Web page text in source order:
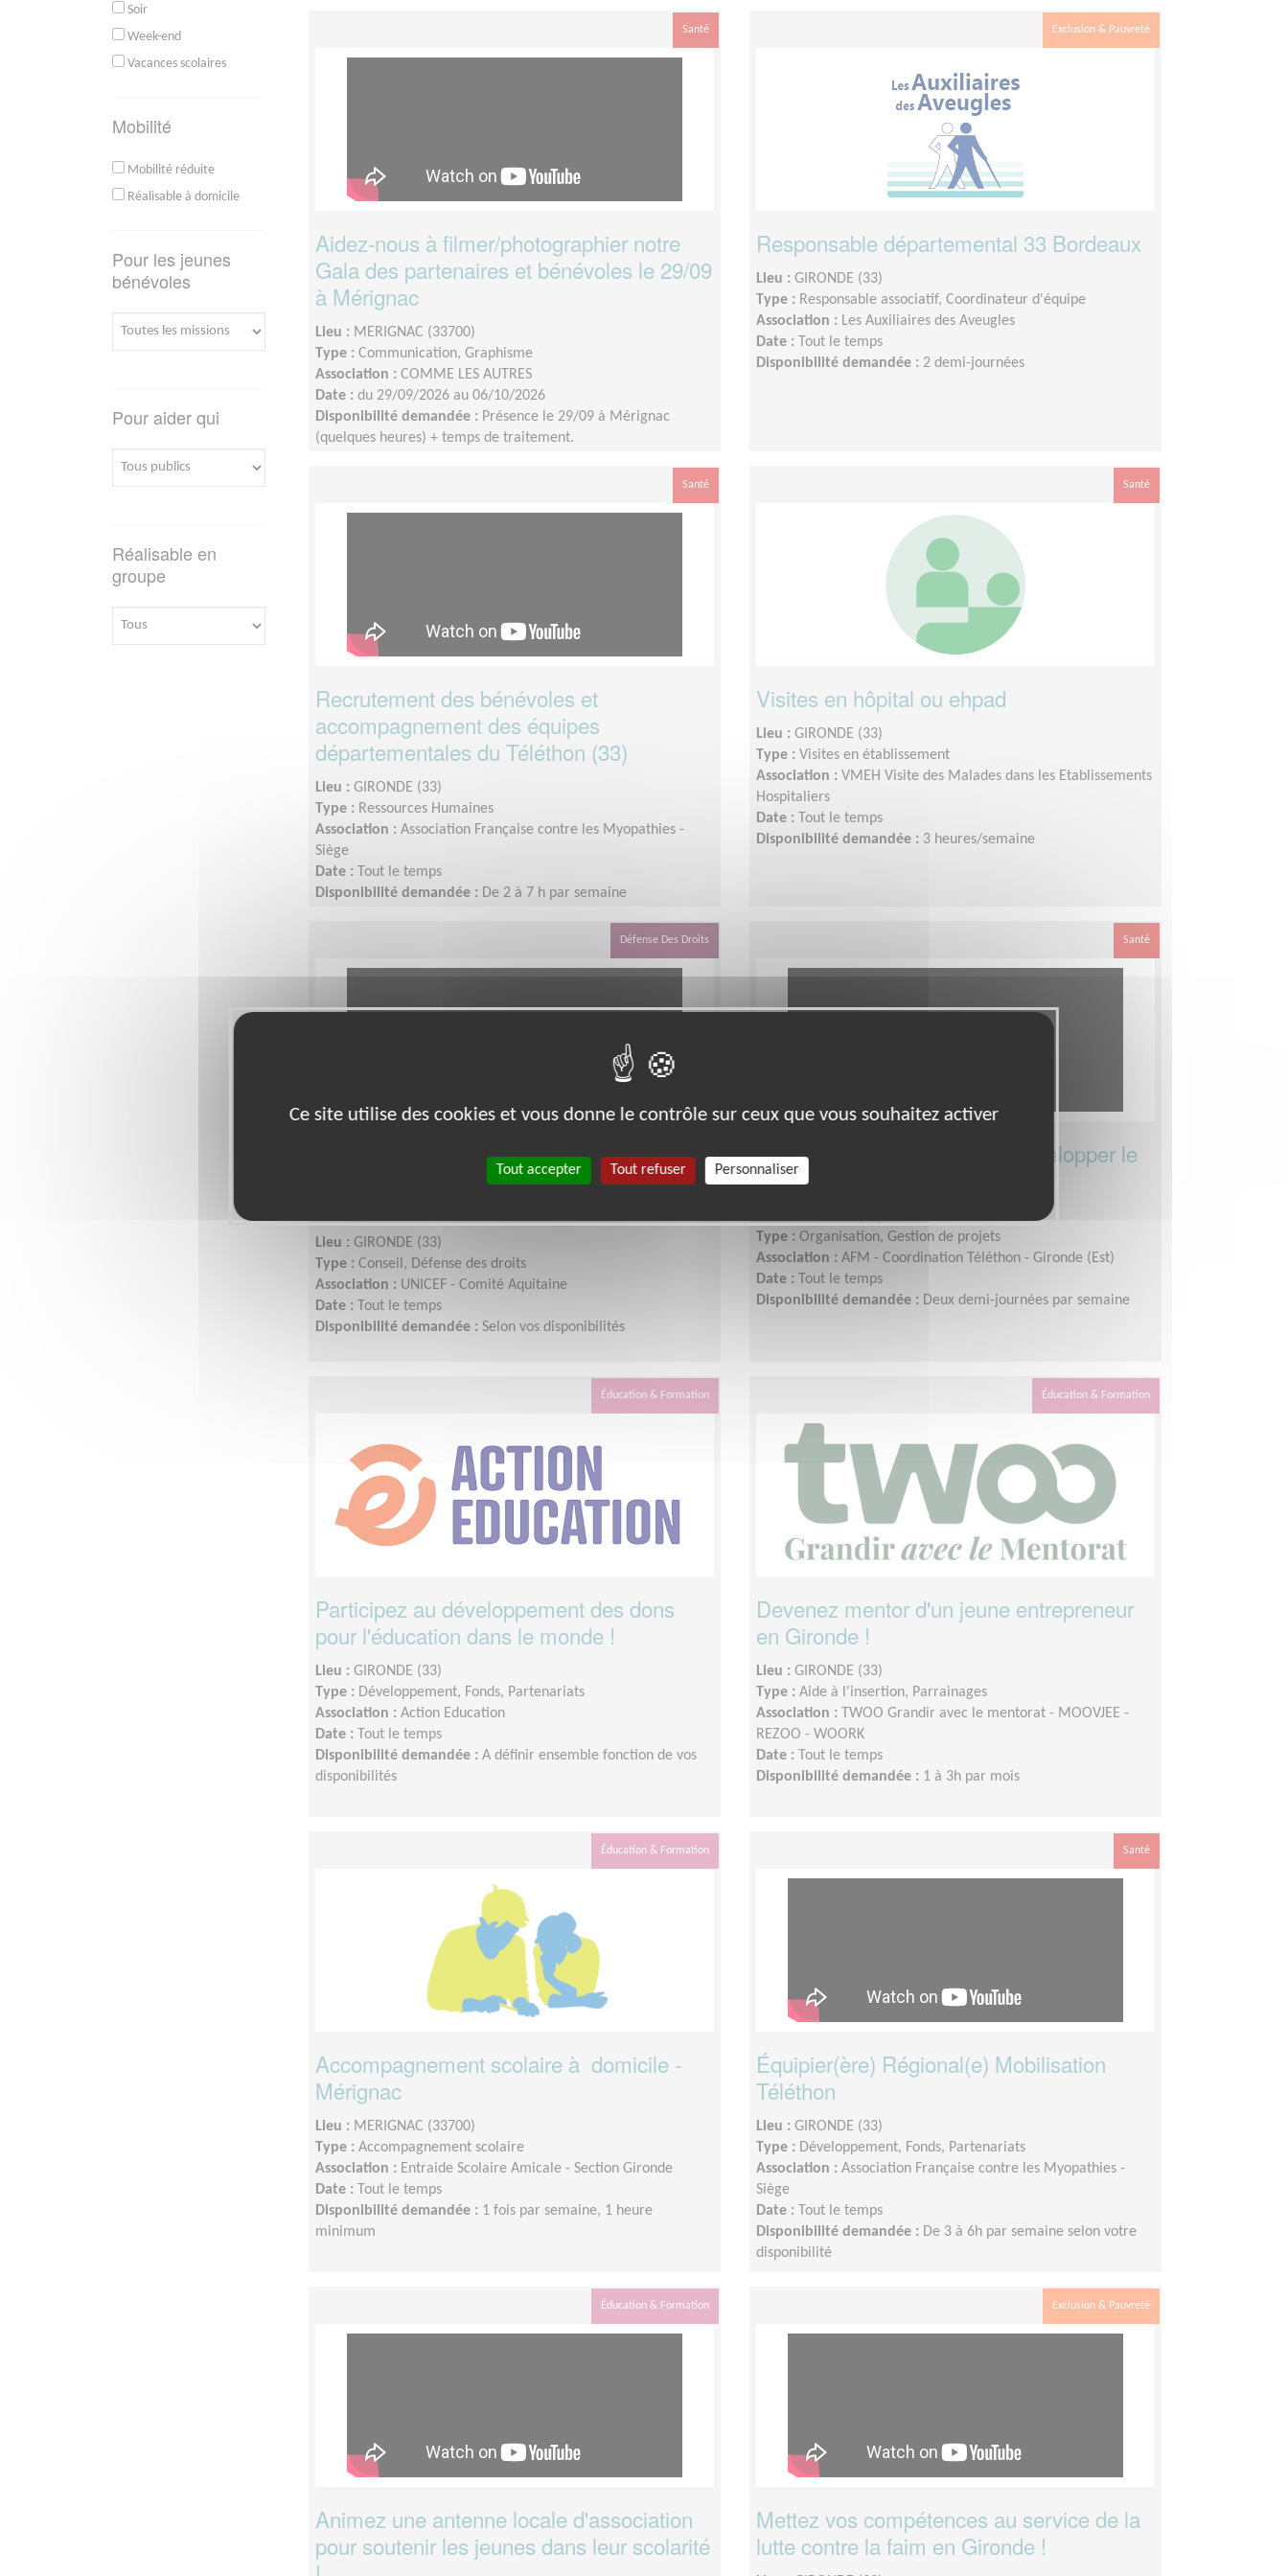
Soir
Week-end
Vacances scolaires
Mobilité
Mobilité réduite
Réalisable à domicile
Pour les jeunes
bénévoles
Pour aider qui
Réalisable en
groupe
Santé
Aidez-nous à filmer/photographier notre
Gala des partenaires et bénévoles le 29/09
à Mérignac
Lieu : MERIGNAC (33700)
Type : Communication, Graphisme
Association : COMME LES AUTRES
Date : du 29/09/2026 au 06/10/2026
Disponibilité demandée : Présence le 29/09 à Mérignac
(quelques heures) + temps de traitement.
Exclusion & Pauvreté
Responsable départemental 33 Bordeaux
Lieu : GIRONDE (33)
Type : Responsable associatif, Coordinateur d'équipe
Association : Les Auxiliaires des Aveugles
Date :
Tout le temps
Disponibilité demandée : 2 demi-journées
Santé
Recrutement des bénévoles et
accompagnement des équipes
départementales du Téléthon (33)
Lieu : GIRONDE (33)
Type : Ressources Humaines
Association : Association Française contre les Myopathies -
Siège
Date :
Tout le temps
Disponibilité demandée : De 2 à 7 h par semaine
Santé
Visites en hôpital ou ehpad
Lieu : GIRONDE (33)
Type : Visites en établissement
Association : VMEH Visite des Malades dans les Etablissements
Hospitaliers
Date :
Tout le temps
Disponibilité demandée : 3 heures/semaine
Défense Des Droits
S'engager pour une association de
défense des droits des enfants et agir
Lieu : GIRONDE (33)
Type : Conseil, Défense des droits
Association : UNICEF - Comité Aquitaine
Date :
Tout le temps
Disponibilité demandée : Selon vos disponibilités
Santé
Mobiliser - Communiquer - Développer le
Téléthon
Type : Organisation, Gestion de projets
Association : AFM - Coordination Téléthon - Gironde (Est)
Date :
Tout le temps
Disponibilité demandée : Deux demi-journées par semaine
Éducation & Formation
Participez au développement des dons
pour l'éducation dans le monde !
Lieu : GIRONDE (33)
Type : Développement, Fonds, Partenariats
Association : Action Education
Date :
Tout le temps
Disponibilité demandée : A définir ensemble fonction de vos
disponibilités
Éducation & Formation
Devenez mentor d'un jeune entrepreneur
en Gironde !
Lieu : GIRONDE (33)
Type : Aide à l'insertion, Parrainages
Association :
TWOO Grandir avec le mentorat - MOOVJEE -
REZOO - WOORK
Date :
Tout le temps
Disponibilité demandée : 1 à 3h par mois
Éducation & Formation
Accompagnement scolaire à domicile -
Mérignac
Lieu : MERIGNAC (33700)
Type : Accompagnement scolaire
Association : Entraide Scolaire Amicale - Section Gironde
Date :
Tout le temps
Disponibilité demandée : 1 fois par semaine, 1 heure
minimum
Santé
Équipier(ère) Régional(e) Mobilisation
Téléthon
Lieu : GIRONDE (33)
Type : Développement, Fonds, Partenariats
Association : Association Française contre les Myopathies -
Siège
Date :
Tout le temps
Disponibilité demandée : De 3 à 6h par semaine selon votre
disponibilité
Éducation & Formation
Animez une antenne locale d'association
pour soutenir les jeunes dans leur scolarité
Exclusion & Pauvreté
Mettez vos compétences au service de la
lutte contre la faim en Gironde !
Ce site utilise des cookies et vous donne le contrôle sur ceux que vous souhaitez activer
Tout accepter Tout refuser Personnaliser